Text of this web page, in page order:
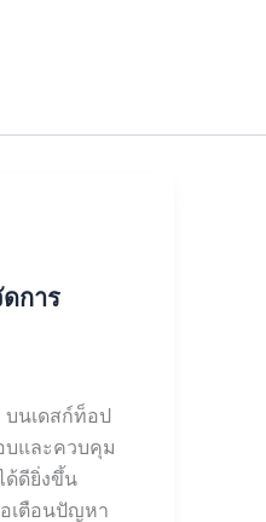
การ
บนเดสก์ท็อป
บและควบคุม
ด้ดียิ่งขึ้น
เตือนปัญหา